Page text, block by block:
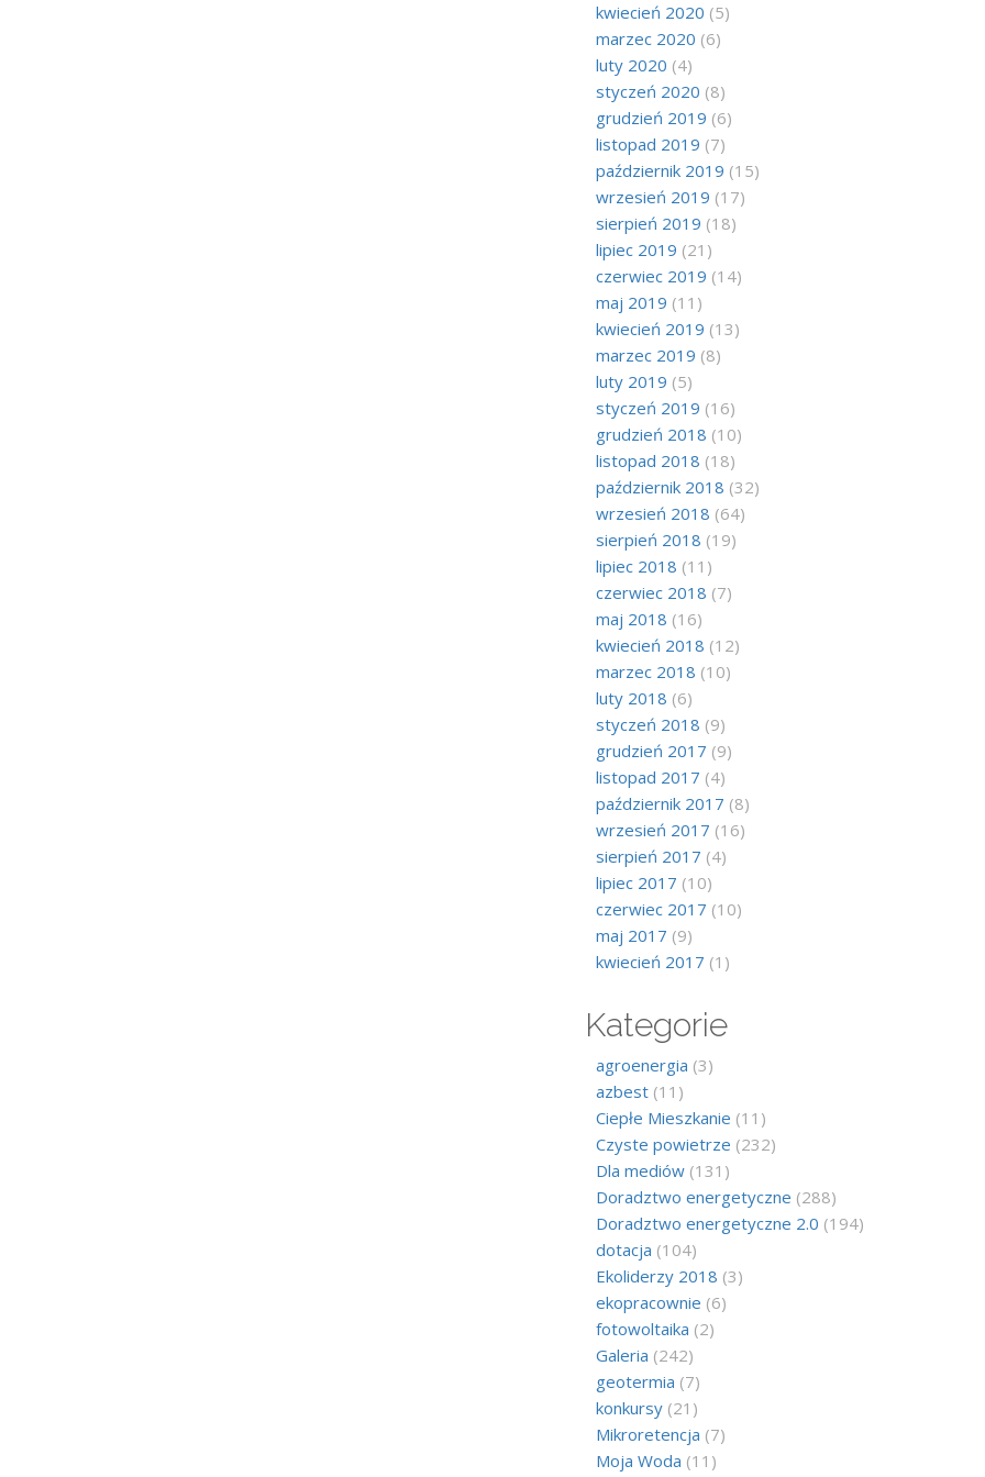
kwiecień 2020 (5)
marzec 2020 (6)
luty 2020 (4)
styczeń 2020 (8)
grudzień 2019 (6)
listopad 2019 (7)
październik 2019 (15)
wrzesień 2019 (17)
sierpień 2019 (18)
lipiec 2019 (21)
czerwiec 2019 (14)
maj 2019 (11)
kwiecień 2019 (13)
marzec 2019 (8)
luty 2019 (5)
styczeń 2019 (16)
grudzień 2018 (10)
listopad 2018 (18)
październik 2018 (32)
wrzesień 2018 (64)
sierpień 2018 (19)
lipiec 2018 (11)
czerwiec 2018 (7)
maj 2018 (16)
kwiecień 2018 (12)
marzec 2018 (10)
luty 2018 (6)
styczeń 2018 (9)
grudzień 2017 (9)
listopad 2017 (4)
październik 2017 (8)
wrzesień 2017 (16)
sierpień 2017 (4)
lipiec 2017 (10)
czerwiec 2017 (10)
maj 2017 (9)
kwiecień 2017 (1)
Kategorie
agroenergia (3)
azbest(11)
Ciepłe Mieszkanie (11)
Czyste powietrze (232)
Dla mediów(131)
Doradztwo energetyczne (288)
Doradztwo energetyczne 2.0 (194)
dotacja (104)
Ekoliderzy 2018 (3)
ekopracownie (6)
fotowoltaika (2)
Galeria (242)
geotermia (7)
konkursy(21)
Mikroretencja (7)
Moja Woda (11)